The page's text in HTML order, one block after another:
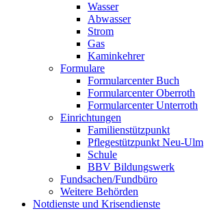
Wasser
Abwasser
Strom
Gas
Kaminkehrer
Formulare
Formularcenter Buch
Formularcenter Oberroth
Formularcenter Unterroth
Einrichtungen
Familienstützpunkt
Pflegestützpunkt Neu-Ulm
Schule
BBV Bildungswerk
Fundsachen/Fundbüro
Weitere Behörden
Notdienste und Krisendienste